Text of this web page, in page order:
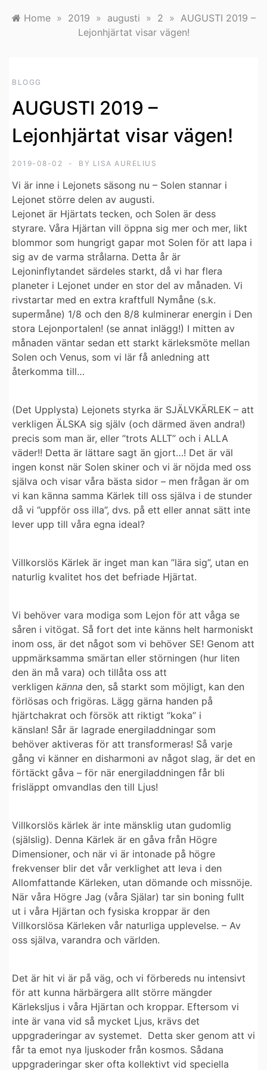
Home » 2019 » augusti » 2 » AUGUSTI 2019 –
Lejonhjärtat visar vägen!
BLOGG
AUGUSTI 2019 –
Lejonhjärtat visar vägen!
2019-08-02 BY LISA AURELIUS
Vi är inne i Lejonets säsong nu – Solen stannar i
Lejonet större delen av augusti.
Lejonet är Hjärtats tecken, och Solen är dess
styrare. Våra Hjärtan vill öppna sig mer och mer, likt
blommor som hungrigt gapar mot Solen för att lapa i
sig av de varma strålarna. Detta år är
Lejoninflytandet särdeles starkt, då vi har flera
planeter i Lejonet under en stor del av månaden. Vi
rivstartar med en extra kraftfull Nymåne (s.k.
supermåne) 1/8 och den 8/8 kulminerar energin i Den
stora Lejonportalen! (se annat inlägg!) I mitten av
månaden väntar sedan ett starkt kärleksmöte mellan
Solen och Venus, som vi lär få anledning att
återkomma till…
(Det Upplysta) Lejonets styrka är SJÄLVKÄRLEK – att
verkligen ÄLSKA sig själv (och därmed även andra!)
precis som man är, eller ”trots ALLT” och i ALLA
väder!! Detta är lättare sagt än gjort…! Det är väl
ingen konst när Solen skiner och vi är nöjda med oss
själva och visar våra bästa sidor – men frågan är om
vi kan känna samma Kärlek till oss själva i de stunder
då vi ”uppför oss illa”, dvs. på ett eller annat sätt inte
lever upp till våra egna ideal?
Villkorslös Kärlek är inget man kan ”lära sig”, utan en
naturlig kvalitet hos det befriade Hjärtat.
Vi behöver vara modiga som Lejon för att våga se
såren i vitögat. Så fort det inte känns helt harmoniskt
inom oss, är det något som vi behöver SE! Genom att
uppmärksamma smärtan eller störningen (hur liten
den än må vara) och tillåta oss att
verkligen känna den, så starkt som möjligt, kan den
förlösas och frigöras. Lägg gärna handen på
hjärtchakrat och försök att riktigt ”koka” i
känslan! Sår är lagrade energiladdningar som
behöver aktiveras för att transformeras! Så varje
gång vi känner en disharmoni av något slag, är det en
förtäckt gåva – för när energiladdningen får bli
frisläppt omvandlas den till Ljus!
Villkorslös kärlek är inte mänsklig utan gudomlig
(själslig). Denna Kärlek är en gåva från Högre
Dimensioner, och när vi är intonade på högre
frekvenser blir det vår verklighet att leva i den
Allomfattande Kärleken, utan dömande och missnöje.
När våra Högre Jag (våra Själar) tar sin boning fullt
ut i våra Hjärtan och fysiska kroppar är den
Villkorslösa Kärleken vår naturliga upplevelse. – Av
oss själva, varandra och världen.
Det är hit vi är på väg, och vi förbereds nu intensivt
för att kunna härbärgera allt större mängder
Kärleksljus i våra Hjärtan och kroppar. Eftersom vi
inte är vana vid så mycket Ljus, krävs det
uppgraderingar av systemet. Detta sker genom att vi
får ta emot nya ljuskoder från kosmos. Sådana
uppgraderingar sker ofta kollektivt vid speciella